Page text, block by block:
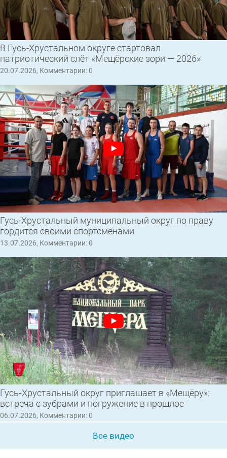
В Гусь-Хрустальном округе стартовал
патриотический слёт «Мещёрские зори — 2026»
20.07.2026, Комментарии: 0
Гусь-Хрустальный муниципальный округ по праву
гордится своими спортсменами
13.07.2026, Комментарии: 0
Гусь‑Хрустальный округ приглашает в «Мещёру»:
встреча с зубрами и погружение в прошлое
06.07.2026, Комментарии: 0
Все видео